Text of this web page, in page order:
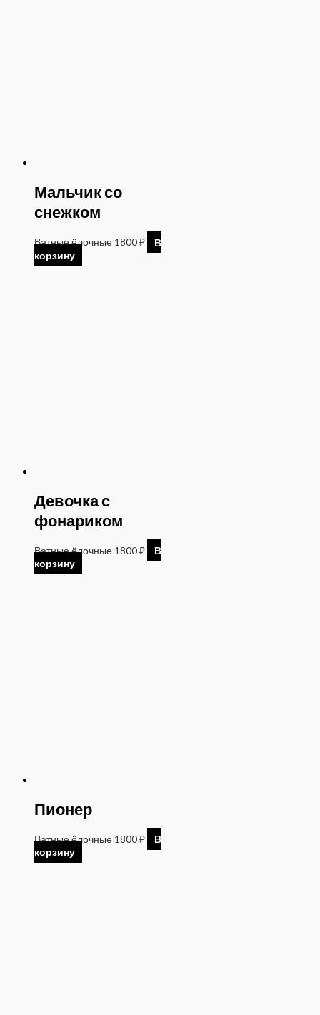
Мальчик со
снежком
Ватные ёлочные 1800₽
В
корзину
Девочка с
фонариком
Ватные ёлочные 1800₽
В
корзину
Пионер
Ватные ёлочные 1800₽
В
корзину